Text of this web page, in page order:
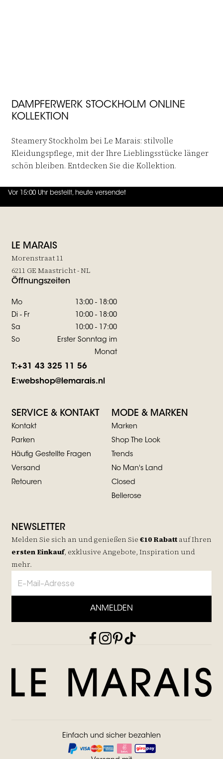
DAMPFERWERK STOCKHOLM ONLINE
KOLLEKTION
Steamery Stockholm bei Le Marais: stilvolle
Kleidungspflege, mit der Ihre Lieblingsstücke länger
schön bleiben. Entdecken Sie die Kollektion.
Vor 15:00 Uhr bestellt, heute versendet
4.7 von5 (130 Bewertungen
LE MARAIS
Morenstraat 11
6211 GE Maastricht - NL
Öffnungszeiten
Mo
13:00 - 18:00
Di - Fr
10:00 - 18:00
Sa
10:00 - 17:00
So
Erster Sonntag im
Monat
T:+31 43 325 11 56
E:webshop@lemarais.nl
SERVICE & KONTAKT
Kontakt
Parken
Häufig Gestellte Fragen
Versand
Retouren
MODE & MARKEN
Marken
Shop The Look
Trends
No Man's Land
Closed
Bellerose
NEWSLETTER
Melden Sie sich an und genießen Sie €10 Rabatt aufIhren
ersten Einkauf, exklusive Angebote, Inspiration und
mehr.
ANMELDEN
Einfach und sicher bezahlen